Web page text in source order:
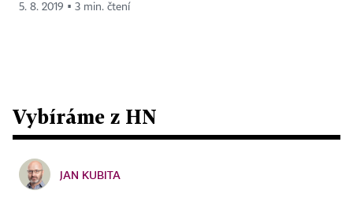
5. 8. 2019 ▪ 3 min. čtení
Vybíráme z HN
JAN KUBITA